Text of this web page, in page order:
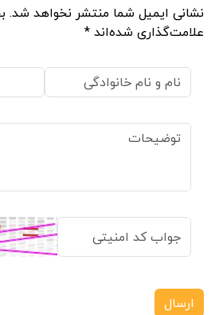
نشانی ایمیل شما منتشر نخواهد شد.
علامت‌گذاری شده‌اند *
ارسال